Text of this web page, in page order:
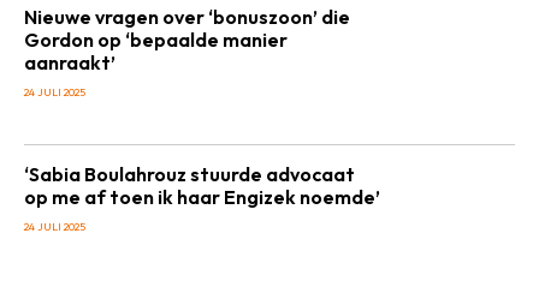
Nieuwe vragen over ‘bonuszoon’ die
Gordon op ‘bepaalde manier
aanraakt’
24 JULI 2025
‘Sabia Boulahrouz stuurde advocaat
op me af toen ik haar Engizek noemde’
24 JULI 2025